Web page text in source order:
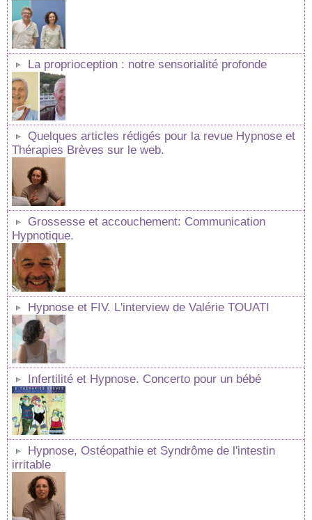
La proprioception : notre sensorialité profonde
Quelques articles rédigés pour la revue Hypnose et
Thérapies Brèves sur le web.
Grossesse et accouchement: Communication
Hypnotique.
Hypnose et FIV. L'interview de Valérie TOUATI
Infertilité et Hypnose. Concerto pour un bébé
Hypnose, Ostéopathie et Syndrôme de l'intestin
irritable